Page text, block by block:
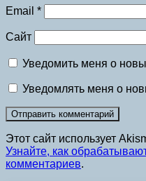
Email *
Сайт
Уведомить меня о
Уведомлять меня о
Этот сайт использует
Узнайте, как
комментариев.